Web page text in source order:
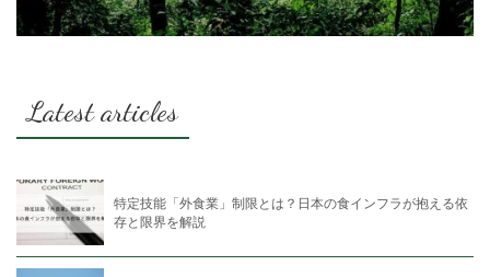
Latest articles
特定技能「外食業」制限とは？日本の食インフラが抱える依
存と限界を解説